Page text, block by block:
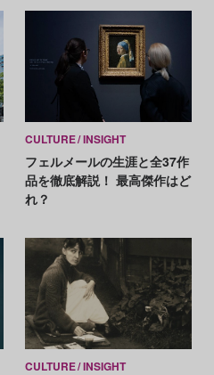
CULTURE INSIGHT
フェルメールの生涯と全37作
品を徹底解説！ 最高傑作はど
れ？
CULTURE INSIGHT